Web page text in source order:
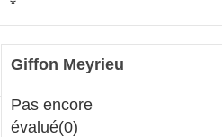
*
Giffon Meyrieu
Pas encore
évalué(0)